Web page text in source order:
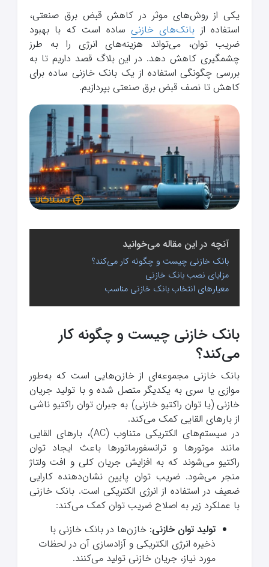
یکی از روش‌های موثر در کاهش قبض برق صنعتی،
استفاده از بانک‌های خازنی ساده است که با بهبود
ضریب توان، می‌تواند هزینه‌های انرژی را به طرز
چشمگیری کاهش دهد. در این بلاگ قصد داریم تا به
بررسی چگونگی استفاده از یک بانک خازنی ساده برای
کاهش تا نصف قبض برق صنعتی بپردازیم.
آنچه در این مقاله می‌خوانید
بانک خازنی چیست و چگونه کار می‌کند؟
مزایای نصب بانک خازنی
معیارهای انتخاب بانک خازنی مناسب
بانک خازنی چیست و چگونه کار
می‌کند؟
بانک خازنی مجموعه‌ای از خازن‌هایی است که به‌طور
موازی یا سری به یکدیگر متصل شده و با تولید جریان
خازنی (یا توان راکتیو خازنی) به جبران توان راکتیو ناشی
از بارهای القایی کمک می‌کند.
در سیستم‌های الکتریکی متناوب (AC)، بارهای القایی
مانند موتورها و ترانسفورماتورها باعث ایجاد توان
راکتیو می‌شوند که به افزایش جریان کلی و افت ولتاژ
منجر می‌شود. ضریب توان پایین نشان‌دهنده کارایی
ضعیف در استفاده از انرژی الکتریکی است. بانک خازنی
با عملکرد زیر به اصلاح ضریب توان کمک می‌کند:
تولید توان خازنی: خازن‌ها در بانک خازنی با
ذخیره انرژی الکتریکی و آزادسازی آن در لحظات
مورد نیاز، جریان خازنی تولید می‌کنند.